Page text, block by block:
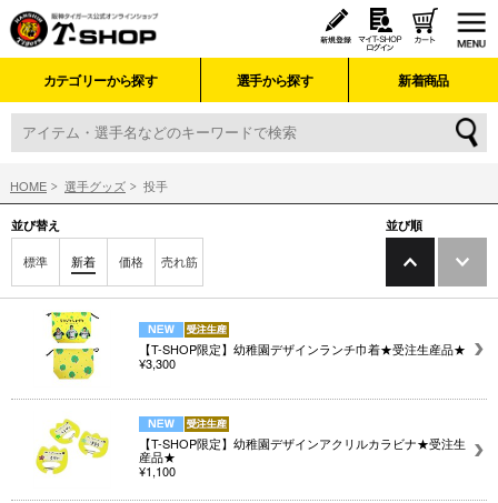
カテゴリーから探す 選手から探す 新着商品
HOME 選手グッズ 投手
並び替え
標準 新着 価格 売れ筋
並び順
【T-SHOP限定】幼稚園デザインランチ巾着★受注生産品★
¥3,300
【T-SHOP限定】幼稚園デザインアクリルカラビナ★受注生
産品★
¥1,100